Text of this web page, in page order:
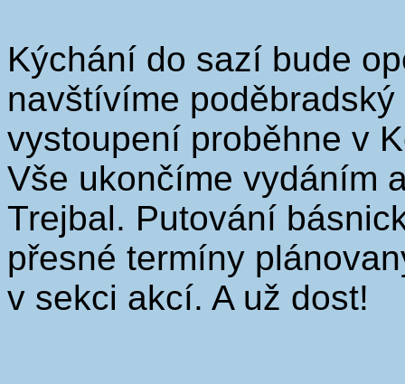
Kýchání do sazí bude
navštívíme
vystoupení proběhne v
Vše ukončíme vydáním
Trejbal. Putování
přesné termíny
v sekci akcí. A už dost!